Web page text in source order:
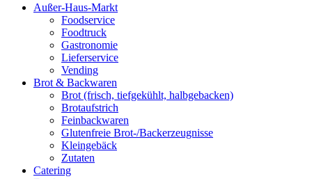
Außer-Haus-Markt
Foodservice
Foodtruck
Gastronomie
Lieferservice
Vending
Brot & Backwaren
Brot (frisch, tiefgekühlt, halbgebacken)
Brotaufstrich
Feinbackwaren
Glutenfreie Brot-/Backerzeugnisse
Kleingebäck
Zutaten
Catering